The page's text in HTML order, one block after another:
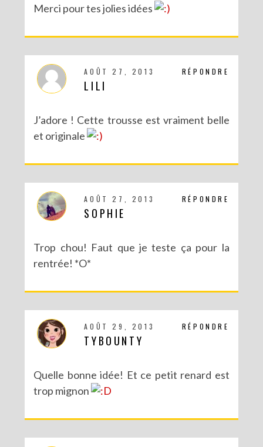
Merci pour tes jolies idées
RÉPONDRE
AOÛT 27, 2013
LILI
J’adore ! Cette trousse est vraiment belle
et originale
RÉPONDRE
AOÛT 27, 2013
SOPHIE
Trop chou! Faut que je teste ça pour la
rentrée! *O*
RÉPONDRE
AOÛT 29, 2013
TYBOUNTY
Quelle bonne idée! Et ce petit renard est
trop mignon